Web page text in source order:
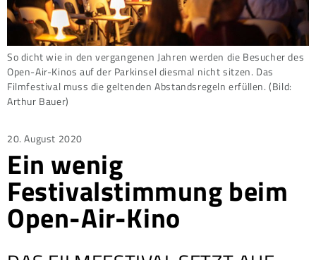
So dicht wie in den vergangenen Jahren werden die Besucher des
Open-Air-Kinos auf der Parkinsel diesmal nicht sitzen. Das
Filmfestival muss die geltenden Abstandsregeln erfüllen. (Bild:
Arthur Bauer)
Posted
on
20. August 2020
Ein wenig
Festivalstimmung beim
Open-Air-Kino